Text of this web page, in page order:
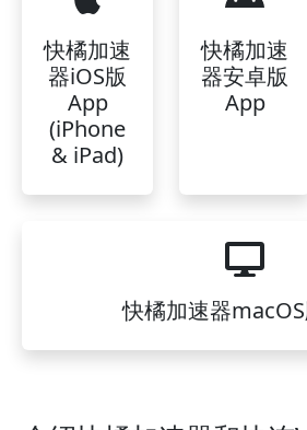
快橘加速
器iOS版
App
(iPhone
& iPad)
快橘加速
器安卓版
App
快橘加速器